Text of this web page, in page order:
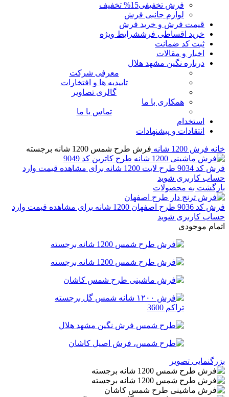
فرش تخفیفی15% تخفیف
لوازم جانبی فرش
قیمت فرش و خرید فرش
خرید اقساطی فرششرایط ویژه
ثبت کد ضمانت
اخبار و مقالات
درباره نگین مشهد هلال
معرفی شرکت
تاییدیه ها و افتخارات
گالری تصاویر
همکاری با ما
تماس با ما
استخدام
انتقادات و پیشنهادات
خانه فرش 1200 شانه فرش طرح شمس 1200 شانه برجسته
فرش کد 9034 طرح لایت 1200 شانه
برای مشاهده قیمت وارد
حساب کاربری شوید
بازگشت به محصولات
فرش کد 9036 طرح اصفهان 1200 شانه
برای مشاهده قیمت وارد
حساب کاربری شوید
اتمام موجودی
بزرگنمایی تصویر